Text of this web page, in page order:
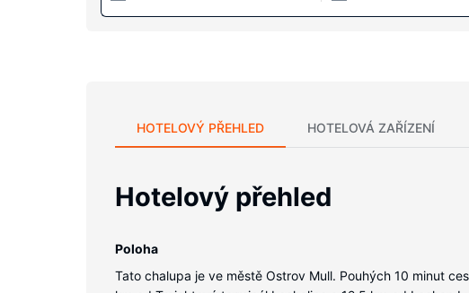
HOTELOVÝ PŘEHLED HOTELOVÁ ZAŘÍZENÍ
Hotelový přehled
Poloha
Tato chalupa je ve městě Ostrov Mull. Pouhých 10 minut